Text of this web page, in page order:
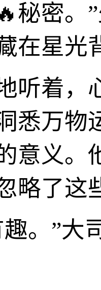
秘密。
在星光
听着，
悉万物
意义。
略了这
。”大